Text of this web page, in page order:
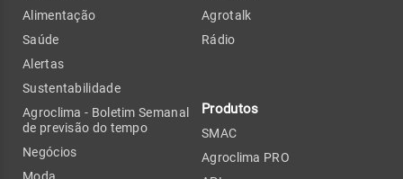
Alimentação
Saúde
Alertas
Sustentabilidade
Agroclima - Boletim Semanal
de previsão do tempo
Negócios
Agrotalk
Rádio
Produtos
SMAC
Agroclima PRO